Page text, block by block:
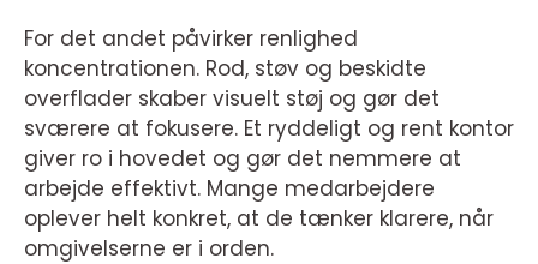
For det andet påvirker renlighed
koncentrationen. Rod, støv og beskidte
overflader skaber visuelt støj og gør det
sværere at fokusere. Et ryddeligt og rent kontor
giver ro i hovedet og gør det nemmere at
arbejde effektivt. Mange medarbejdere
oplever helt konkret, at de tænker klarere, når
omgivelserne er i orden.